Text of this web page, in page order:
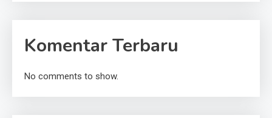
Komentar Terbaru
No comments to show.